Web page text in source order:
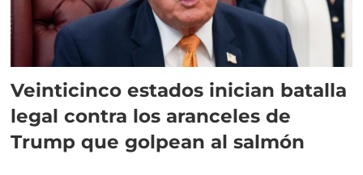
Veinticinco estados inician batalla
legal contra los aranceles de
Trump que golpean al salmón